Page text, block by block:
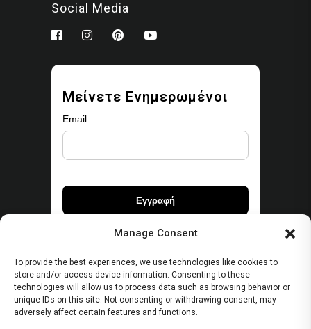
Manage Consent
To provide the best experiences, we use technologies like cookies to
store and/or access device information. Consenting to these
technologies will allow us to process data such as browsing behavior or
unique IDs on this site. Not consenting or withdrawing consent, may
adversely affect certain features and functions.
Social Media
Μείνετε Ενημερωμένοι
Email
Ασφάλεια